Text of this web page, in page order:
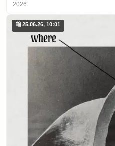
2026
25.06.26, 10:01